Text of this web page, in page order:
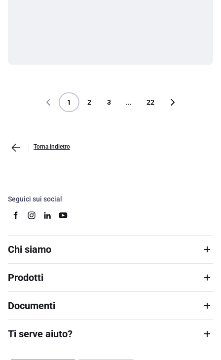
1 2 3 ... 22
Torna indietro
Seguici sui social
Chi siamo
Prodotti
Documenti
Ti serve aiuto?